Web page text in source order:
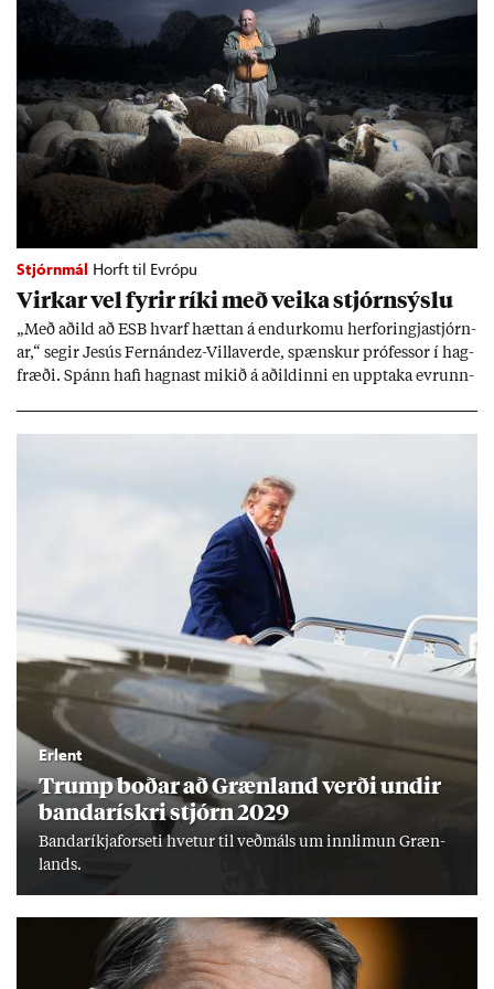
Stjórnmál Horft til Evrópu
Virk­ar vel fyr­ir ríki með veika stjórn­sýslu
„Með að­ild að ESB hvarf hætt­an á end­ur­komu her­for­ingja­stjórn­
ar,“ seg­ir Jesús Fer­nández-Villa­ver­de, spænsk­ur pró­fess­or í hag­
fræði. Spánn hafi hagn­ast mik­ið á að­ild­inni en upp­taka evr­unn­
Erlent
Trump boð­ar að Græn­land verði und­ir
banda­rískri stjórn 2029
Banda­ríkja­for­seti hvet­ur til veð­máls um inn­limun Græn­
lands.